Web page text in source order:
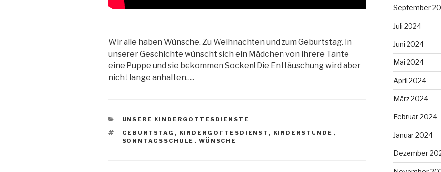
Wir alle haben Wünsche. Zu Weihnachten und zum Geburtstag. In
unserer Geschichte wünscht sich ein Mädchen von ihrere Tante
eine Puppe und sie bekommen Socken! Die Enttäuschung wird aber
nicht lange anhalten…..
KATEGORIEN
UNSERE KINDERGOTTESDIENSTE
SCHLAGWÖRTER
GEBURTSTAG , KINDERGOTTESDIENST , KINDERSTUNDE ,
SONNTAGSSCHULE , WÜNSCHE
September
Juli 2024
Juni 2024
Mai 2024
April 2024
März 2024
Februar 2024
Januar 2024
Dezember